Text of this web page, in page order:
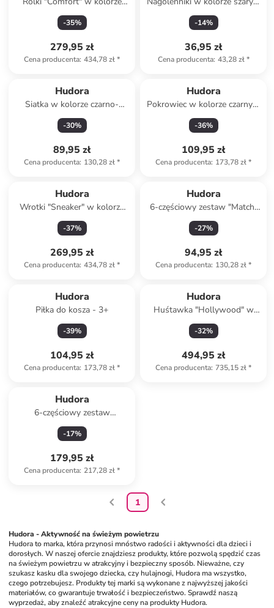
granatowym - 5+
-35%
279,95 zł
Cena producenta: 434,78 zł*
z ochroną kostki
-14%
36,95 zł
Cena producenta: 43,28 zł*
Hudora
Siatka w kolorze czarno-
białym do tenisa stołowego
-30%
89,95 zł
Cena producenta: 130,28 zł*
Hudora
Pokrowiec w kolorze czarnym
na stół do tenisa stołowego
-36%
109,95 zł
Cena producenta: 173,78 zł*
Hudora
Wrotki "Sneaker" w kolorze
granatowym - 5+
-37%
269,95 zł
Cena producenta: 434,78 zł*
Hudora
6-częściowy zestaw "Match"
do tenisa stołowego
-27%
94,95 zł
Cena producenta: 130,28 zł*
Hudora
Piłka do kosza - 3+
-39%
104,95 zł
Cena producenta: 173,78 zł*
Hudora
Huśtawka "Hollywood" w
kolorze błękitno-
antracytowym - 3+
-32%
494,95 zł
Cena producenta: 735,15 zł*
Hudora
6-częściowy zestaw
ochraniaczy dla dzieci i
dorosłych
-17%
179,95 zł
Cena producenta: 217,28 zł*
1
Hudora - Aktywność na świeżym powietrzu
Hudora to marka, która przynosi mnóstwo radości i aktywności dla dzieci i
dorosłych. W naszej ofercie znajdziesz produkty, które pozwolą spędzić czas
na świeżym powietrzu w atrakcyjny i bezpieczny sposób. Nieważne, czy
szukasz kasku dla swojego dziecka, czy hulajnogi, Hudora ma wszystko,
czego potrzebujesz. Produkty tej marki są wykonane z najwyższej jakości
materiałów, co gwarantuje trwałość i bezpieczeństwo. Sprawdź naszą
wyprzedaż, aby znaleźć atrakcyjne ceny na produkty Hudora.